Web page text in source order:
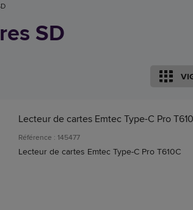
SD
Lecteur de cartes Emtec Type-C Pro
Référence : 145477
Lecteur de cartes Emtec Type-C Pro T610C